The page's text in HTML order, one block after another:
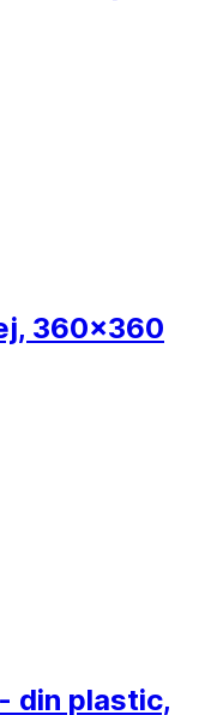
360x360
- din plastic,